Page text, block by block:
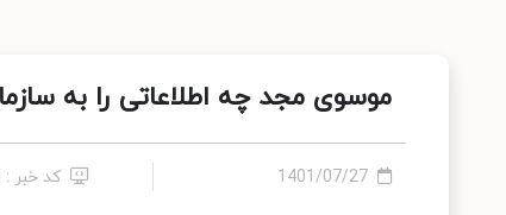
موسوی مجد چه اطلاعاتی را به
1401/07/27 کد خبر : 1405